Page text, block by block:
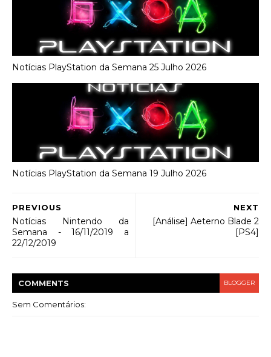
Notícias PlayStation da Semana 25 Julho 2026
Notícias PlayStation da Semana 19 Julho 2026
NEXT
[Análise] Aeterno Blade 2
[PS4]
PREVIOUS
Notícias Nintendo da
Semana - 16/11/2019 a
22/12/2019
COMMENTS BLOGGER
Sem Comentários: